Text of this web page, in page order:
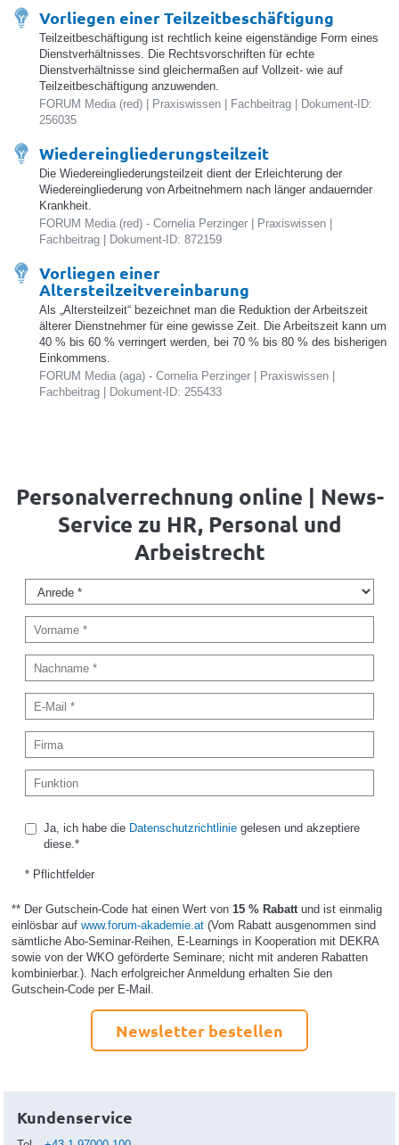
Vorliegen einer Teilzeitbeschäftigung
Teilzeitbeschäftigung ist rechtlich keine eigenständige Form eines
Dienstverhältnisses. Die Rechtsvorschriften für echte
Dienstverhältnisse sind gleichermaßen auf Vollzeit- wie auf
Teilzeitbeschäftigung anzuwenden.
FORUM Media (red) | Praxiswissen | Fachbeitrag | Dokument-ID:
256035
Wiedereingliederungsteilzeit
Die Wiedereingliederungsteilzeit dient der Erleichterung der
Wiedereingliederung von Arbeitnehmern nach länger andauernder
Krankheit.
FORUM Media (red) - Cornelia Perzinger | Praxiswissen |
Fachbeitrag | Dokument-ID: 872159
Vorliegen einer
Altersteilzeitvereinbarung
Als „Altersteilzeit“ bezeichnet man die Reduktion der Arbeitszeit
älterer Dienstnehmer für eine gewisse Zeit. Die Arbeitszeit kann um
40 % bis 60 % verringert werden, bei 70 % bis 80 % des bisherigen
Einkommens.
FORUM Media (aga) - Cornelia Perzinger | Praxiswissen |
Fachbeitrag | Dokument-ID: 255433
Personalverrechnung online | News-
Service zu HR, Personal und
Arbeistrecht
Ja, ich habe die Datenschutzrichtliniegelesen und akzeptiere
diese.*
* Pflichtfelder
** Der Gutschein-Code hat einen Wert von 15 % Rabatt und ist einmalig
einlösbar auf www.forum-akademie.at(Vom Rabatt ausgenommen sind
sämtliche Abo-Seminar-Reihen, E-Learnings in Kooperation mit DEKRA
sowie von der WKO geförderte Seminare; nicht mit anderen Rabatten
kombinierbar.). Nach erfolgreicher Anmeldung erhalten Sie den
Gutschein-Code per E-Mail.
Newsletter bestellen
Kundenservice